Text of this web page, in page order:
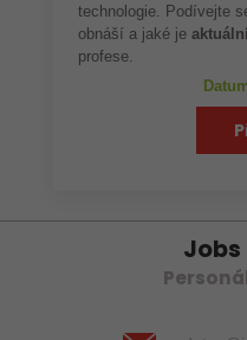
technologie. Podívejte
obnáší a jaké je
profese.